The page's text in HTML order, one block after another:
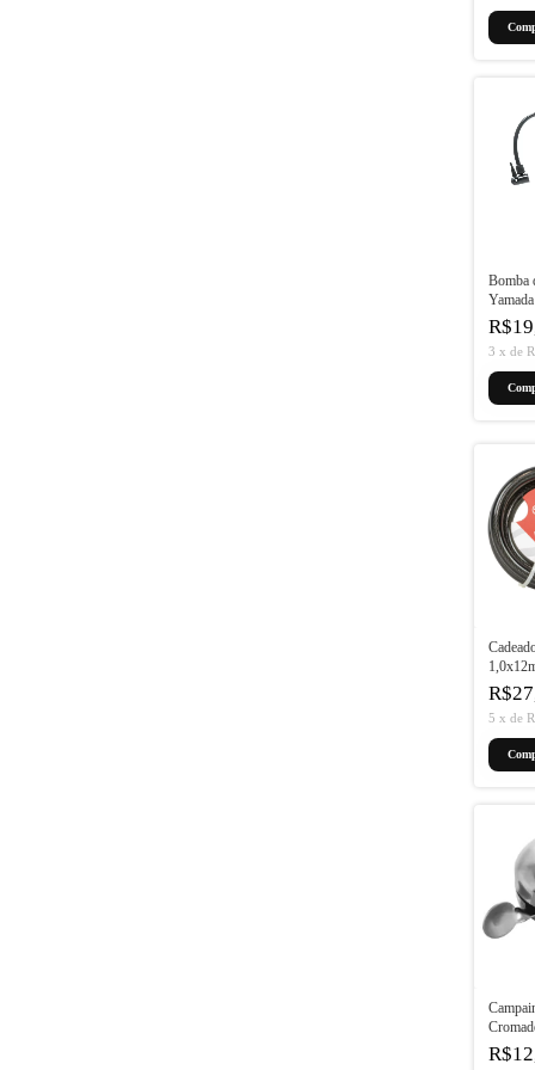
Bomba
Duplo
3 x de
Chave
5 x de